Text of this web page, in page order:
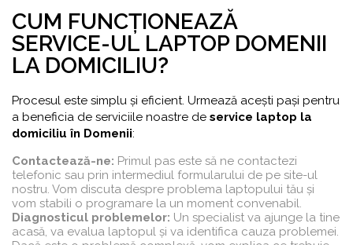
CUM FUNCȚIONEAZĂ
SERVICE-UL LAPTOP DOMENII
LA DOMICILIU?
Procesul este simplu și eficient. Urmează acești pași pentru
a beneficia de serviciile noastre de service laptop la
domiciliu în Domenii:
Contactează-ne: Primul pas este să ne contactezi
telefonic sau prin intermediul formularului de pe site-ul
nostru. Vom discuta despre problema laptopului tău și
vom stabili o programare la un moment convenabil.
Diagnosticul problemelor: Un specialist va ajunge la tine
acasă, va evalua laptopul și va identifica cauza problemei.